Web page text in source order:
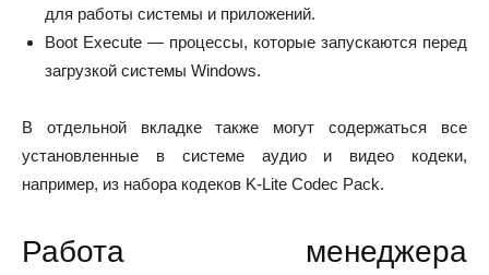
для работы системы и приложений.
Boot Execute — процессы, которые запускаются перед
загрузкой системы Windows.
В отдельной вкладке также могут содержаться все
установленные в системе аудио и видео кодеки,
например, из набора кодеков K-Lite Codec Pack.
Работа менеджера